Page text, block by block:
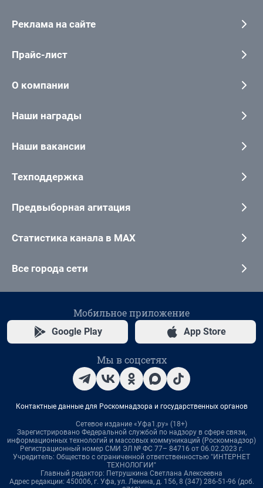
Реклама на сайте
Прайс-лист
О компании
Наши награды
Наши вакансии
Техподдержка
Предвыборная агитация
Статистика канала в MAX
Все города сети
Мобильное приложение
Google Play App Store
Мы в соцсетях
Контактные данные для Роскомнадзора и государственных органов
Сетевое издание «Уфа1.ру» (18+)
Зарегистрировано Федеральной службой по надзору в сфере связи,
информационных технологий и массовых коммуникаций (Роскомнадзор)
Регистрационный номер СМИ ЭЛ № ФС 77– 84716 от 06.02.2023 г.
Учредитель: Общество с ограниченной ответственностью "ИНТЕРНЕТ
ТЕХНОЛОГИИ"
Главный редактор: Петрушкина Светлана Алексеевна
Адрес редакции: 450006, г. Уфа, ул. Ленина, д. 156, 8 (347) 286-51-96 (доб.